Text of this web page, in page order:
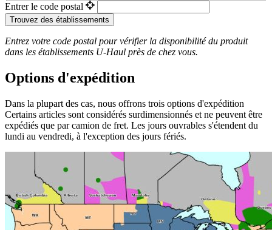
Entrer le code postal
Trouvez des établissements
Entrez votre code postal pour vérifier la disponibilité du produit
dans les établissements U-Haul près de chez vous.
Options d'expédition
Dans la plupart des cas, nous offrons trois options d'expédition
Certains articles sont considérés surdimensionnés et ne peuvent être
expédiés que par camion de fret. Les jours ouvrables s'étendent du
lundi au vendredi, à l'exception des jours fériés.